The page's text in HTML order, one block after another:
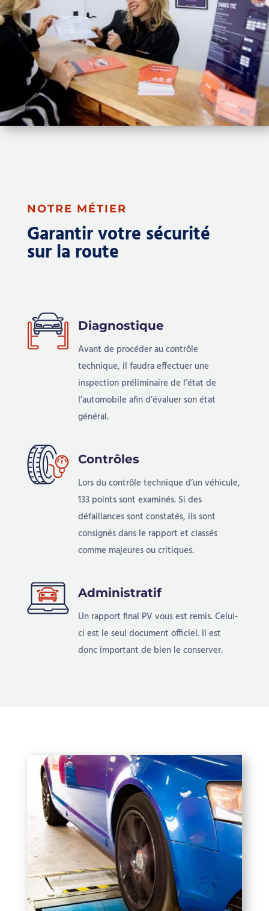
NOTRE MÉTIER
Garantir votre sécurité
sur la route
Diagnostique
Avant de procéder au contrôle
technique, il faudra effectuer une
inspection préliminaire de l’état de
l’automobile afin d’évaluer son état
général.
Contrôles
Lors du contrôle technique d’un véhicule,
133 points sont examinés. Si des
défaillances sont constatés, ils sont
consignés dans le rapport et classés
comme majeures ou critiques.
Administratif
Un rapport final PV vous est remis. Celui-
ci est le seul document officiel. Il est
donc important de bien le conserver.